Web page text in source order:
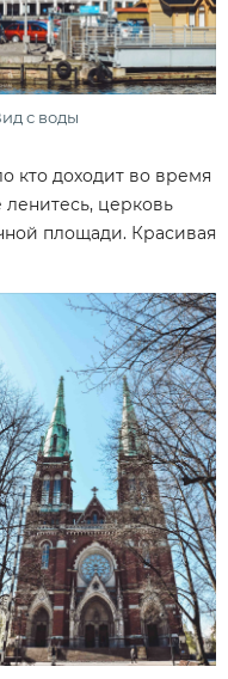
с воды
кто доходит во время
церковь
площади. Красивая